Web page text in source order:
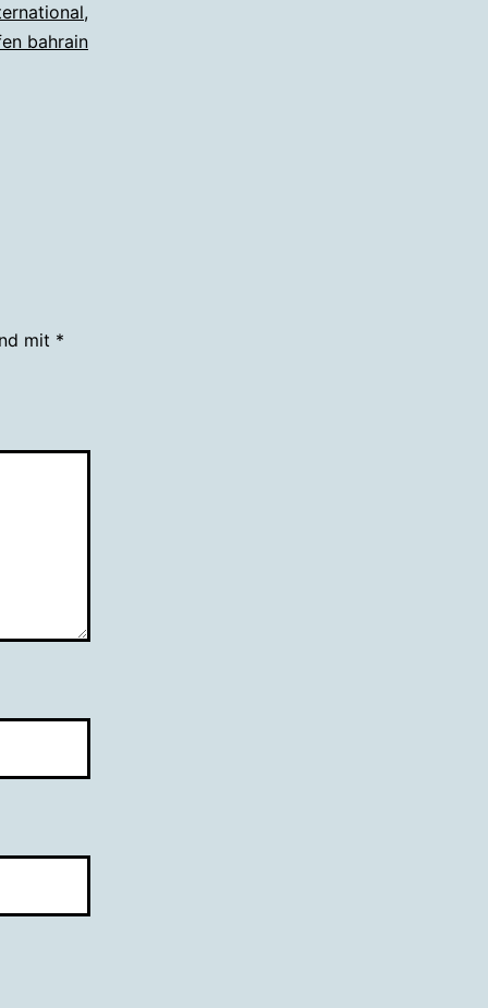
,
bahrain
mit *